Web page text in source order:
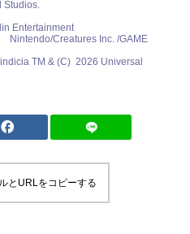
Studios.
Entertainment
Nintendo/Creatures Inc. /GAME
TM & (C) 2026 Universal
とURLをコピーする